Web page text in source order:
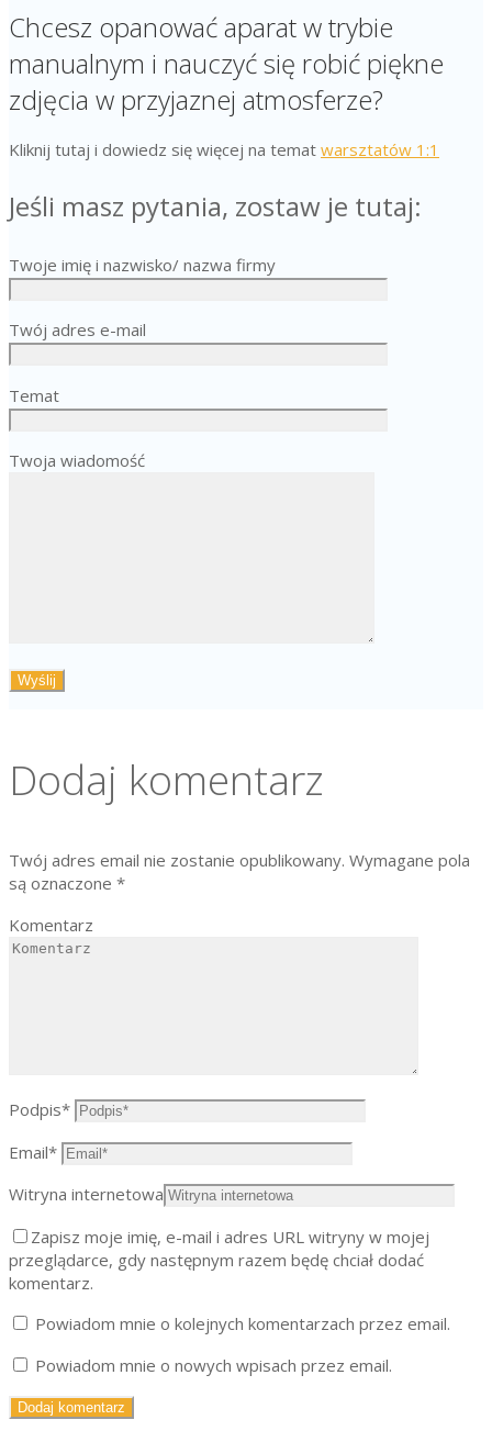
Chcesz opanować aparat w trybie
manualnym i nauczyć się robić piękne
zdjęcia w przyjaznej atmosferze?
Kliknij tutaj i dowiedz się więcej na temat warsztatów 1:1
Jeśli masz pytania, zostaw je tutaj:
Twoje imię i nazwisko/ nazwa firmy
Twój adres e-mail
Temat
Twoja wiadomość
Dodaj komentarz
Twój adres email nie zostanie opublikowany. Wymagane pola
są oznaczone *
Komentarz
Podpis*
Email*
Witryna internetowa
Zapisz moje imię, e-mail i adres URL witryny w mojej
przeglądarce, gdy następnym razem będę chciał dodać
komentarz.
Powiadom mnie o kolejnych komentarzach przez email.
Powiadom mnie o nowych wpisach przez email.